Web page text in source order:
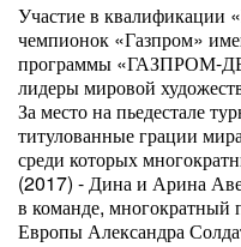
Участие в квалификации
чемпионок «Газпром»
программы «ГАЗПРОМ-
лидеры мировой
За место на пьедестале
титулованные грации
среди которых
(2017) - Дина и Арина
в команде, многократный
Европы Александра